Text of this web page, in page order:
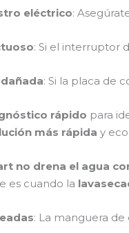
eléctrico:
: Si el interruptor
: Si la placa de
rápido para
más rápida y
no drena el agua
es cuando la
: La manguera